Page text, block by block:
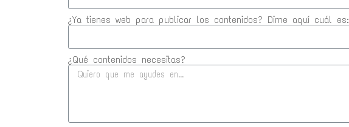
¿Ya tienes web para publicar los contenidos? Dime aquí cuál es:
¿Qué contenidos necesitas?